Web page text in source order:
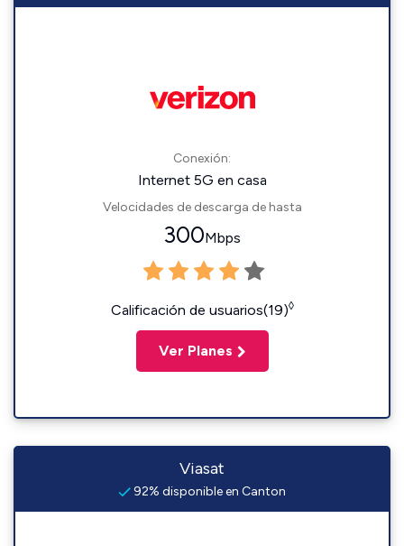
Conexión:
Internet 5G en casa
Velocidades de descarga de hasta
300Mbps
Calificación de usuarios(19)◊
Ver Planes
Viasat
92% disponible en Canton